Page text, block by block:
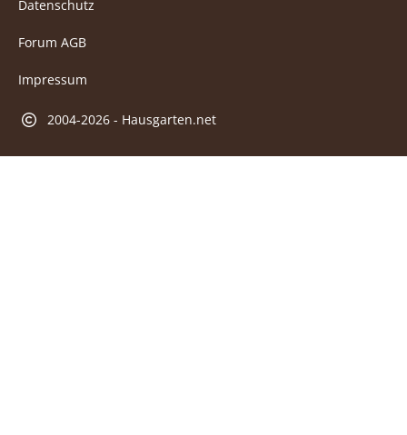
Datenschutz
Forum AGB
Impressum
2004-2026 - Hausgarten.net